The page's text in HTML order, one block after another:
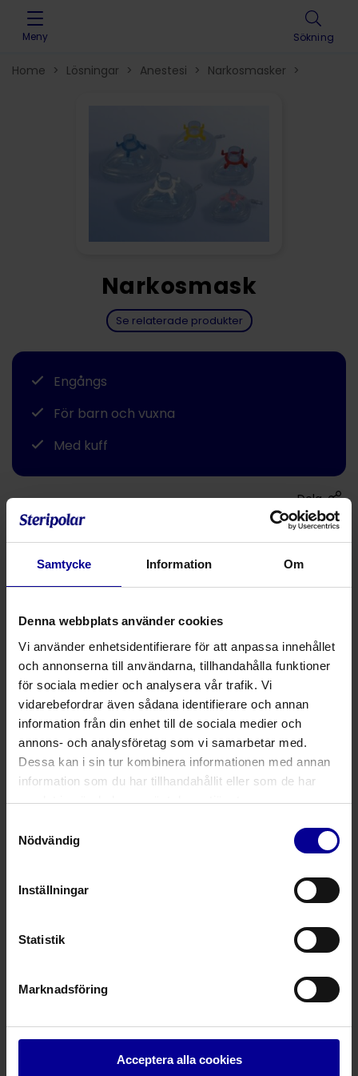
Samtycke Information Om
Denna webbplats använder cookies
Vi använder enhetsidentifierare för att anpassa innehållet
och annonserna till användarna, tillhandahålla funktioner
för sociala medier och analysera vår trafik. Vi
vidarebefordrar även sådana identifierare och annan
information från din enhet till de sociala medier och
annons- och analysföretag som vi samarbetar med.
Dessa kan i sin tur kombinera informationen med annan
information som du har tillhandahållit eller som de har
samlat in när du har använt deras tjänster.
Nödvändig
Inställningar
Statistik
Marknadsföring
Acceptera alla cookies
Skip to content
Meny Sökning
Home > Lösningar > Anestesi > Narkosmasker >
Engångs
För barn och vuxna
Färgkodade
Produktnummer Produktbeskrivning
5148000000 Narkosmask, neonatal
5148000001 Narkosmask, spädbarn 1
5148000002 Narkosmask, barn 2
514800000 3
514800000 Narkosmask, vuxen medium 4
Fråga mer om denna produkt
Narkosmask
Se relaterade produkter
Engångs
För barn och vuxna
Med kuff
Dela